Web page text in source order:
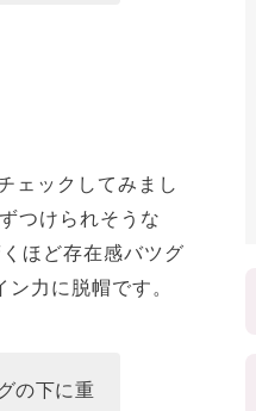
ェックしてみまし
つけられそうな
ほど存在感バツグ
力に脱帽です。
の下に重